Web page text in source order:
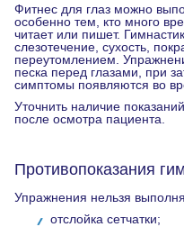
Фитнес для глаз можно
особенно тем, кто много
читает или пишет.
слезотечение, сухость,
переутомлением.
песка перед глазами, при
симптомы появляются во
Уточнить наличие
после осмотра пациента.
Противопоказания
Упражнения нельзя
отслойка сетчатки;